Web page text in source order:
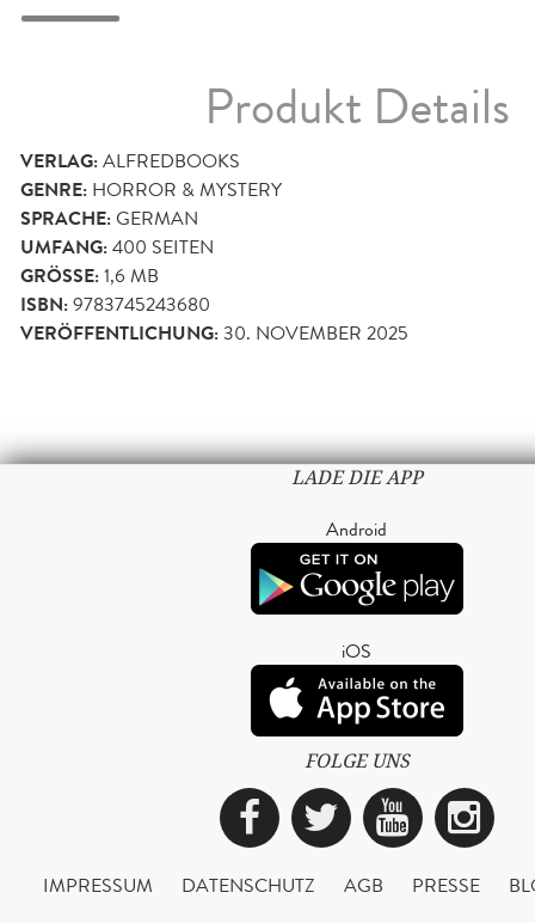
Produkt Details
VERLAG:ALFREDBOOKS
GENRE: HORROR & MYSTERY
SPRACHE:GERMAN
UMFANG:400 SEITEN
GRÖSSE: 1,6 MB
ISBN:9783745243680
VERÖFFENTLICHUNG:30. NOVEMBER 2025
LADE DIE APP
Android
iOS
FOLGE UNS
Facebook
Twitter
IMPRESSUM DATENSCHUTZ AGB PRESSE